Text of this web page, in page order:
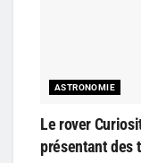
ASTRONOMIE
Le rover
présentant des